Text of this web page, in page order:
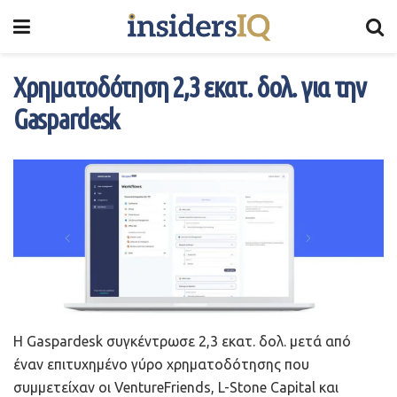
Χρηματοδότηση 2,3 εκατ. δολ. για την
Gaspardesk
Η Gaspardesk συγκέντρωσε 2,3 εκατ. δολ. μετά από
έναν επιτυχημένο γύρο χρηματοδότησης που
συμμετείχαν οι VentureFriends, L-Stone Capital και